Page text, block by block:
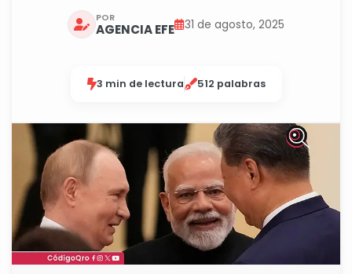
POR
AGENCIA EFE 31 de agosto, 2025
3 min de lectura 512 palabras